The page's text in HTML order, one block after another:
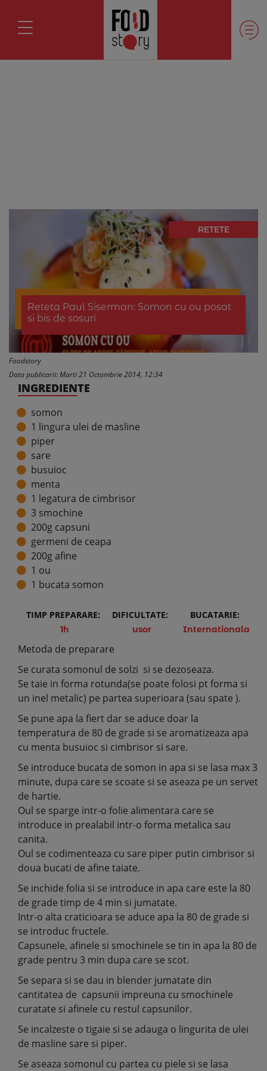
RETETE
Reteta Paul Siserman: Somon cu ou posat
si bis de sosuri
Foodstory
Data publicarii: Marti 21 Octombrie 2014, 12:34
TIMP PREPARARE:
1h
DIFICULTATE:
usor
BUCATARIE:
Internationala
Metoda de preparare
Se curata somonul de solzi si se dezoseaza.
Se taie in forma rotunda(se poate folosi pt forma si
un inel metalic) pe partea superioara (sau spate ).
Se pune apa la fiert dar se aduce doar la
temperatura de 80 de grade si se aromatizeaza apa
cu menta busuioc si cimbrisor si sare.
Se introduce bucata de somon in apa si se lasa max 3
minute, dupa care se scoate si se aseaza pe un servet
de hartie.
Oul se sparge intr-o folie alimentara care se
introduce in prealabil intr-o forma metalica sau
canita.
Oul se codimenteaza cu sare piper putin cimbrisor si
doua bucati de afine taiate.
Se inchide folia si se introduce in apa care este la 80
de grade timp de 4 min si jumatate.
Intr-o alta craticioara se aduce apa la 80 de grade si
se introduc fructele.
Capsunele, afinele si smochinele se tin in apa la 80 de
grade pentru 3 min dupa care se scot.
Se separa si se dau in blender jumatate din
cantitatea de capsunii impreuna cu smochinele
curatate si afinele cu restul capsunilor.
Se incalzeste o tigaie si se adauga o lingurita de ulei
de masline sare si piper.
Se aseaza somonul cu partea cu piele si se lasa
INGREDIENTE
somon
1 lingura ulei de masline
piper
sare
busuioc
menta
1 legatura de cimbrisor
3 smochine
200g capsuni
germeni de ceapa
200g afine
1 ou
1 bucata somon